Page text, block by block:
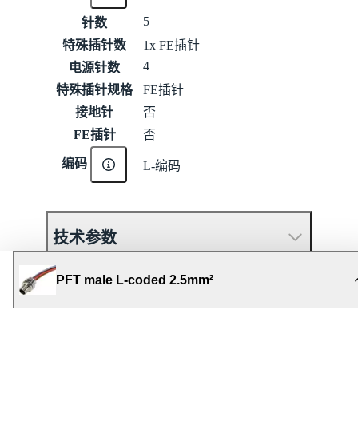
PFT male L-coded 2.5mm²
针数
5
特殊插针数
1x FE插针
电源针数
4
特殊插针规格
FE插针
接地针
否
FE插针
否
编码 L-编码
技术参数
Material properties